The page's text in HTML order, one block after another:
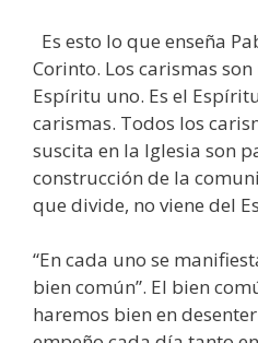
Es esto lo que enseña
Corinto. Los carismas
Espíritu uno. Es el
carismas. Todos los
suscita en la Iglesia son
construcción de la
que divide, no viene del
“En cada uno se
bien común”. El bien
haremos bien en